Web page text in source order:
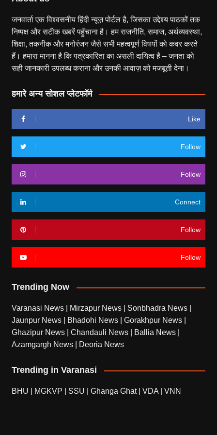
जनवार्ता एक विश्वसनीय हिंदी न्यूज़ पोर्टल है, जिसका उद्देश्य पाठकों तक
निष्पक्ष और सटीक खबरें पहुँचाना है। हम राजनीति, समाज, अर्थव्यवस्था,
शिक्षा, तकनीक और मनोरंजन जैसे सभी महत्वपूर्ण विषयों को कवर करते
हैं। हमारा मानना है कि पत्रकारिता का असली दायित्व है – जनता को
सही जानकारी उपलब्ध कराना और उनकी आवाज़ को मजबूती देना।
हमारे अन्य सोशल प्लेटफॉर्म
Like
Follow
Follow
Connect
Follow
Follow
Trending Now
Varanasi News Mirzapur News Sonbhadra News
Jaunpur News
Bhadohi News Gorakhpur News
Ghazipur News
Chandauli News Ballia News
Azamgargh News
Deoria News
Trending in Varanasi
BHU MGKVP SSU Ghanga Ghat| VDA VNN